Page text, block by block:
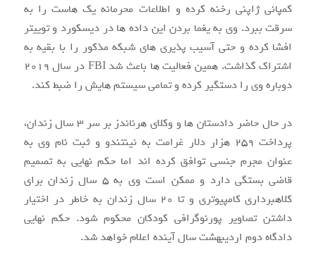
کمپانی ژاپنی رخنه کرده و اطلاعات محرمانه یک هاست را به
سرقت ببرد. وی به یغما بردن این داده ها در دیسکورد و توییتر
افشا کرده و حتی آسیب پذیری های شبکه مذکور را با بقیه به
اشتراک گذاشت. همین فعالیت ها باعث شد FBI در سال ۲۰۱۹
دوباره وی را دستگیر کرده و تمامی سیستم هایش را ضبط کند.
در حال حاضر دادستان ها و وکلای هرناندز بر سر ۳ سال زندان،
پرداخت ۲۵۹ هزار دلار غرامت به نینتندو و ثبت نام وی به
عنوان مجرم جنسی توافق کرده اند اما حکم نهایی به تصمیم
قاضی بستگی دارد و ممکن است وی به ۵ سال زندان برای
کلاهبرداری کامپیوتری و تا ۲۰ سال زندان به خاطر در اختیار
داشتن تصاویر پورنوگرافی کودکان محکوم شود. حکم نهایی
دادگاه دوم اردیبهشت سال آینده اعلام خواهد شد.